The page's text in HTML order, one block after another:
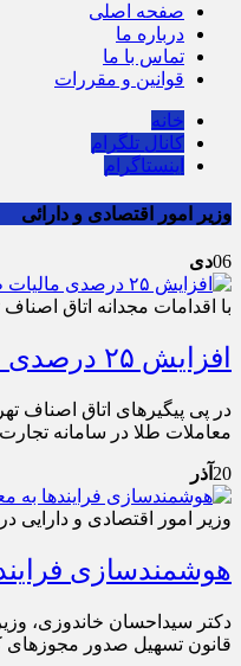
صفحه اصلی
درباره ما
تماس با ما
قوانین و مقررات
خانه
کانال تلگرام
اینستاگرام
وزیر امور اقتصادی و دارائی
06دی
با اقدامات مجدانه اتاق
افزایش ۲۵ درصدی مالیات طلا، شایعه است/ موج خبری کاذب درباره مالیات طلافروشان صحت ندارد
در پی پیگیرهای اتاق اصناف
معاملات طلا در سامانه
20 آذر
وزیر امور اقتصادی و دارایی
هوشمندسازی
دکتر سیداحسان خاندوزی،
قانون تسهیل صدور مجوزهای